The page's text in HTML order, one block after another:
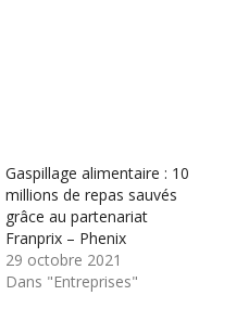
Gaspillage alimentaire : 10
millions de repas sauvés
grâce au partenariat
Franprix – Phenix
29 octobre 2021
Dans "Entreprises"